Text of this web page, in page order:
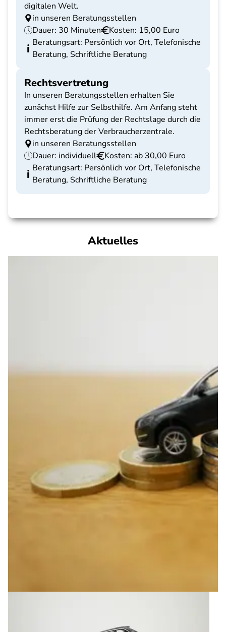
digitalen Welt.
in unseren Beratungsstellen
Dauer: 30 Minuten
Kosten: 15,00 Euro
Beratungsart: Persönlich vor Ort, Telefonische
Beratung, Schriftliche Beratung
Rechtsvertretung
In unseren Beratungsstellen erhalten Sie
zunächst Hilfe zur Selbsthilfe. Am Anfang steht
immer erst die Prüfung der Rechtslage durch die
Rechtsberatung der Verbraucherzentrale.
in unseren Beratungsstellen
Dauer: individuell
Kosten: ab 30,00 Euro
Beratungsart: Persönlich vor Ort, Telefonische
Beratung, Schriftliche Beratung
Aktuelles